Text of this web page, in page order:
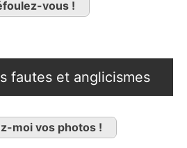
vous !
fautes et anglicismes
moi vos photos !